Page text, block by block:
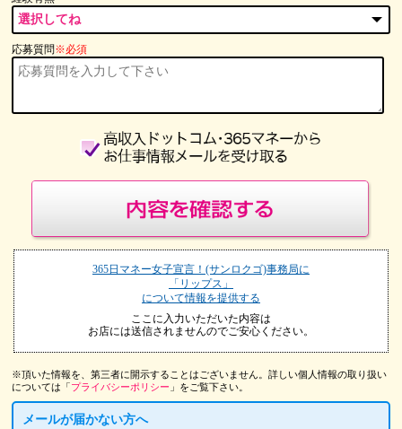
応募質問※必須
365日マネー女子宣言！(サンロクゴ)事務局に
「リップス」
について情報を提供する
ここに入力いただいた内容は
お店には送信されませんのでご安心ください。
※頂いた情報を、第三者に開示することはございません。詳しい個人情報の取り扱い
については「プライバシーポリシー 」をご覧下さい。
メールが届かない方へ